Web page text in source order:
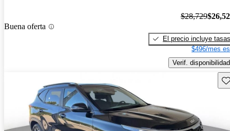
Buena oferta
$28,729
El precio incluye tasas
$496/mes
Verif. disponibilidad